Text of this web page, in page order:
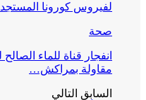
لفيروس كورونا المستجد كوفيد
صحة
انفجار قناة للماء
مقاولة بمراكش…
السابق التالي